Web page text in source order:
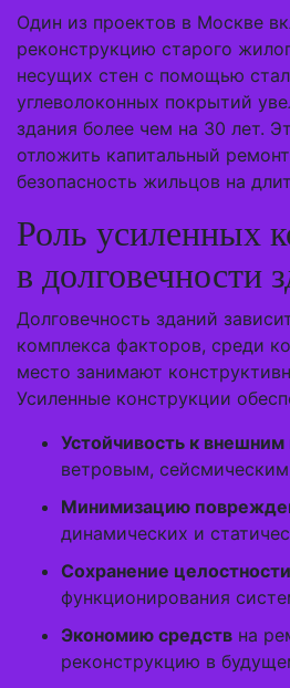
Один из проектов в Москве
реконструкцию старого
несущих стен с помощью
углеволоконных покрытий
здания более чем на 30 лет.
отложить капитальный
безопасность жильцов на
Роль усиленных
в долговечности
Долговечность зданий
комплекса факторов, среди
место занимают
Усиленные конструкции
Устойчивость к внешним
ветровым,
Минимизацию
динамических и
Сохранение целостности
функционирования
Экономию средств на
реконструкцию в